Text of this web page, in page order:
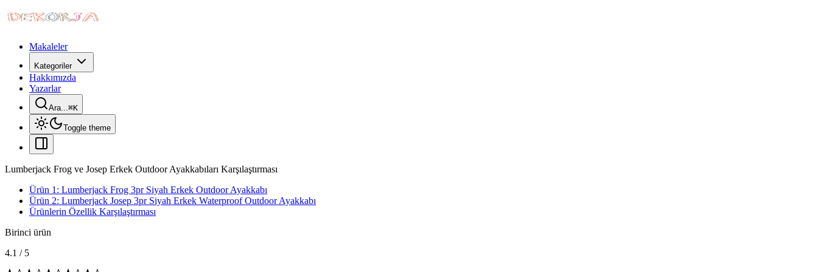
Makaleler
Kategoriler
Hakkımızda
Yazarlar
Ara...⌘K
Toggle theme
Lumberjack Frog ve Josep Erkek Outdoor Ayakkabıları Karşılaştırması
Ürün 1: Lumberjack Frog 3pr Siyah Erkek Outdoor Ayakkabı
Ürün 2: Lumberjack Josep 3pr Siyah Erkek Waterproof Outdoor Ayakkabı
Ürünlerin Özellik Karşılaştırması
Birinci ürün
4.1 / 5